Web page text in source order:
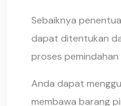
Sebaiknya
dapat ditentukan
proses
Anda dapat
membawa barang